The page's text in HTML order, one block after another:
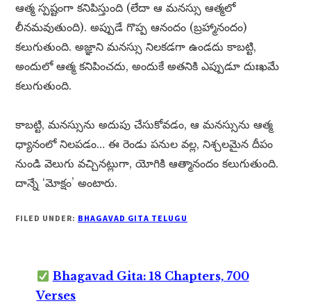
ఆత్మ స్పష్టంగా కనిపిస్తుంది (లేదా ఆ మనస్సు ఆత్మలో
లీనమవుతుంది). అప్పుడే గొప్ప ఆనందం (బ్రహ్మానందం)
కలుగుతుంది. అజ్ఞాని మనస్సు నిలకడగా ఉండదు కాబట్టి,
అందులో ఆత్మ కనిపించదు, అందుకే అతనికి ఎప్పుడూ దుఃఖమే
కలుగుతుంది.
కాబట్టి, మనస్సును అదుపు చేసుకోవడం, ఆ మనస్సును ఆత్మ
ధ్యానంలో నిలపడం… ఈ రెండు పనుల వల్ల, నిశ్చలమైన దీపం
నుండి వెలుగు వచ్చినట్లుగా, యోగికి ఆత్మానందం కలుగుతుంది.
దాన్నే ‘మోక్షం’ అంటారు.
FILED UNDER: BHAGAVAD GITA TELUGU
Bhagavad Gita: 18 Chapters, 700
Verses